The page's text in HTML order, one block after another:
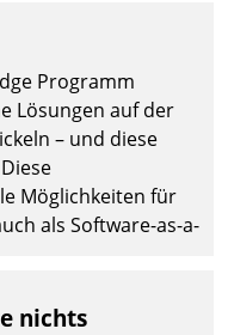
Programm
Lösungen auf der
– und diese
Möglichkeiten für
als Software-as-a-
nichts